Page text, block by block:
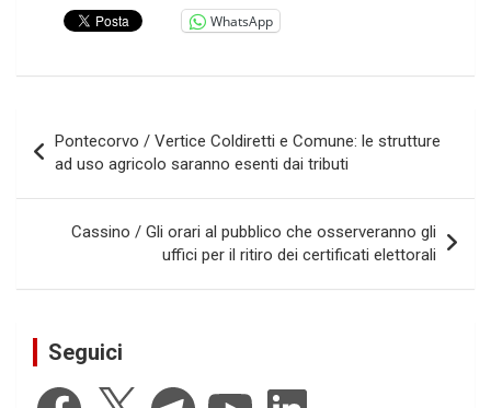
WhatsApp
articoli
Pontecorvo / Vertice Coldiretti e Comune: le strutture
ad uso agricolo saranno esenti dai tributi
Cassino / Gli orari al pubblico che osserveranno gli
uffici per il ritiro dei certificati elettorali
Seguici
Facebook Telegram YouTube LinkedIn